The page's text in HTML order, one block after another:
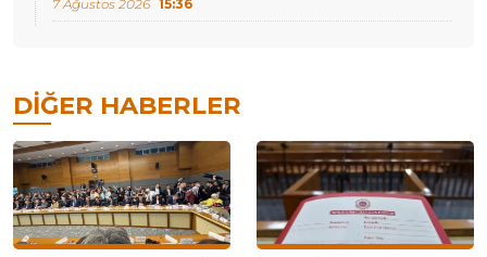
7 Ağustos 2026 15:36
DIĞER HABERLER